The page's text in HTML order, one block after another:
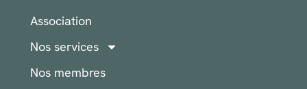
Association
Nos services
Nos membres